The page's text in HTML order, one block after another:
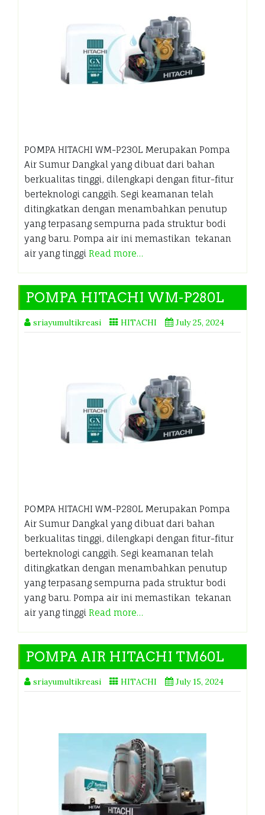
POMPA HITACHI WM-P230L Merupakan Pompa
Air Sumur Dangkal yang dibuat dari bahan
berkualitas tinggi, dilengkapi dengan fitur-fitur
berteknologi canggih. Segi keamanan telah
ditingkatkan dengan menambahkan penutup
yang terpasang sempurna pada struktur bodi
yang baru. Pompa air ini memastikan tekanan
air yang tinggi Read more…
POMPA HITACHI WM-P280L
sriayumultikreasi HITACHI July 25, 2024
POMPA HITACHI WM-P280L Merupakan Pompa
Air Sumur Dangkal yang dibuat dari bahan
berkualitas tinggi, dilengkapi dengan fitur-fitur
berteknologi canggih. Segi keamanan telah
ditingkatkan dengan menambahkan penutup
yang terpasang sempurna pada struktur bodi
yang baru. Pompa air ini memastikan tekanan
air yang tinggi Read more…
POMPA AIR HITACHI TM60L
sriayumultikreasi HITACHI July 15, 2024